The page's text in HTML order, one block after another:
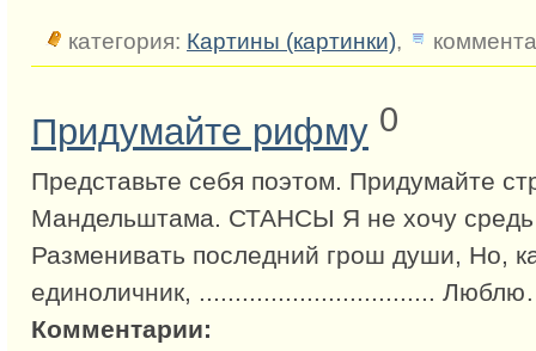
категория: Картины (картинки),
Придумайте рифму 0
Представьте себя поэтом. Придумайте
Мандельштама. СТАНСЫ Я не хочу
Разменивать последний грош души, Но,
единоличник, .................................
Комментарии: